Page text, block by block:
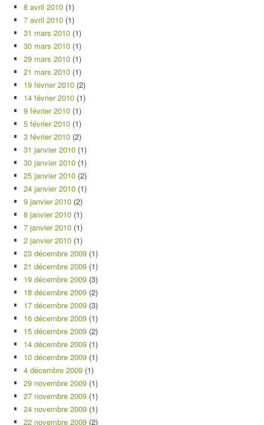
8 avril 2010 (1)
7 avril 2010 (1)
31 mars 2010 (1)
30 mars 2010 (1)
29 mars 2010 (1)
21 mars 2010 (1)
19 février 2010 (2)
14 février 2010 (1)
9 février 2010 (1)
5 février 2010 (1)
3 février 2010 (2)
31 janvier 2010 (1)
30 janvier 2010 (1)
25 janvier 2010 (2)
24 janvier 2010 (1)
9 janvier 2010 (2)
8 janvier 2010 (1)
7 janvier 2010 (1)
2 janvier 2010 (1)
23 décembre 2009 (1)
21 décembre 2009 (1)
19 décembre 2009 (3)
18 décembre 2009 (2)
17 décembre 2009 (3)
16 décembre 2009 (1)
15 décembre 2009 (2)
14 décembre 2009 (1)
10 décembre 2009 (1)
4 décembre 2009 (1)
29 novembre 2009 (1)
27 novembre 2009 (1)
24 novembre 2009 (1)
22 novembre 2009 (2)